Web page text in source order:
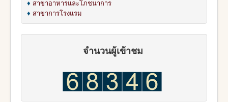
♦ สาขาอาหารและโภชนาการ
♦ สาขาการโรงแรม
จำนวนผู้เข้าชม